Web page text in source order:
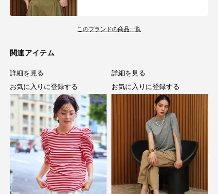
このブランドの商品一覧
関連アイテム
詳細を見る
お気に入りに登録する
詳細を見る
お気に入りに登録する